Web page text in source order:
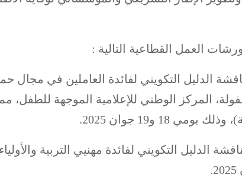
العمل القطاعية التالية :
الدليل التكويني لفائدة العاملين في مجال
المركز الوطني للإعلامية الموجهة للطفل،
18 و19 جوان 2025.
الدليل التكويني لفائدة مهنيي التربية